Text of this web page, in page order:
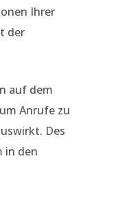
Ihrer
der
auf dem
Anrufe zu
Des
in den